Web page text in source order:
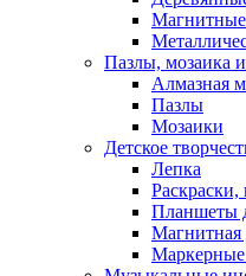
Магнитные
Пазлы, мозаика
Алмазная
Пазлы
Мозаики
Детское
Лепка
Планшеты
Магнитная
Маркерные